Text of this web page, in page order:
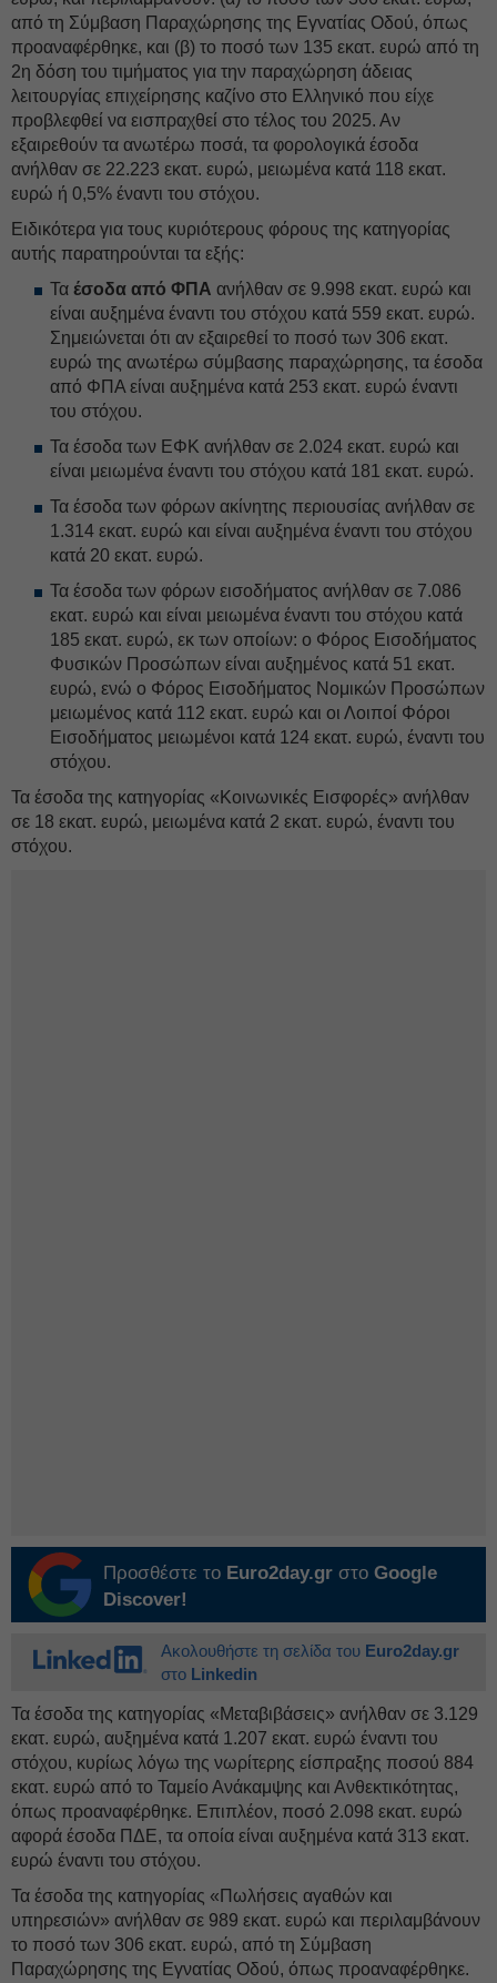
από τη Σύμβαση Παραχώρησης της Εγνατίας Οδού, όπως
προαναφέρθηκε, και (β) το ποσό των 135 εκατ. ευρώ από τη
2η δόση του τιμήματος για την παραχώρηση άδειας
λειτουργίας επιχείρησης καζίνο στο Ελληνικό που είχε
προβλεφθεί να εισπραχθεί στο τέλος του 2025. Αν
εξαιρεθούν τα ανωτέρω ποσά, τα φορολογικά έσοδα
ανήλθαν σε 22.223 εκατ. ευρώ, μειωμένα κατά 118 εκατ.
ευρώ ή 0,5% έναντι του στόχου.
Ειδικότερα για τους κυριότερους φόρους της κατηγορίας
αυτής παρατηρούνται τα εξής:
Τα έσοδα από ΦΠΑ ανήλθαν σε 9.998 εκατ. ευρώ και
είναι αυξημένα έναντι του στόχου κατά 559 εκατ. ευρώ.
Σημειώνεται ότι αν εξαιρεθεί το ποσό των 306 εκατ.
ευρώ της ανωτέρω σύμβασης παραχώρησης, τα έσοδα
από ΦΠΑ είναι αυξημένα κατά 253 εκατ. ευρώ έναντι
του στόχου.
Τα έσοδα των ΕΦΚ ανήλθαν σε 2.024 εκατ. ευρώ και
είναι μειωμένα έναντι του στόχου κατά 181 εκατ. ευρώ.
Τα έσοδα των φόρων ακίνητης περιουσίας ανήλθαν σε
1.314 εκατ. ευρώ και είναι αυξημένα έναντι του στόχου
κατά 20 εκατ. ευρώ.
Τα έσοδα των φόρων εισοδήματος ανήλθαν σε 7.086
εκατ. ευρώ και είναι μειωμένα έναντι του στόχου κατά
185 εκατ. ευρώ, εκ των οποίων: ο Φόρος Εισοδήματος
Φυσικών Προσώπων είναι αυξημένος κατά 51 εκατ.
ευρώ, ενώ ο Φόρος Εισοδήματος Νομικών Προσώπων
μειωμένος κατά 112 εκατ. ευρώ και οι Λοιποί Φόροι
Εισοδήματος μειωμένοι κατά 124 εκατ. ευρώ, έναντι του
στόχου.
Τα έσοδα της κατηγορίας «Κοινωνικές Εισφορές» ανήλθαν
σε 18 εκατ. ευρώ, μειωμένα κατά 2 εκατ. ευρώ, έναντι του
στόχου.
Προσθέστε το Euro2day.gr στο Google
Discover!
Ακολουθήστε τη σελίδα του Euro2day.gr
στο Linkedin
Τα έσοδα της κατηγορίας «Μεταβιβάσεις» ανήλθαν σε 3.129
εκατ. ευρώ, αυξημένα κατά 1.207 εκατ. ευρώ έναντι του
στόχου, κυρίως λόγω της νωρίτερης είσπραξης ποσού 884
εκατ. ευρώ από το Ταμείο Ανάκαμψης και Ανθεκτικότητας,
όπως προαναφέρθηκε. Επιπλέον, ποσό 2.098 εκατ. ευρώ
αφορά έσοδα ΠΔΕ, τα οποία είναι αυξημένα κατά 313 εκατ.
ευρώ έναντι του στόχου.
Τα έσοδα της κατηγορίας «Πωλήσεις αγαθών και
υπηρεσιών» ανήλθαν σε 989 εκατ. ευρώ και περιλαμβάνουν
το ποσό των 306 εκατ. ευρώ, από τη Σύμβαση
Παραχώρησης της Εγνατίας Οδού, όπως προαναφέρθηκε.